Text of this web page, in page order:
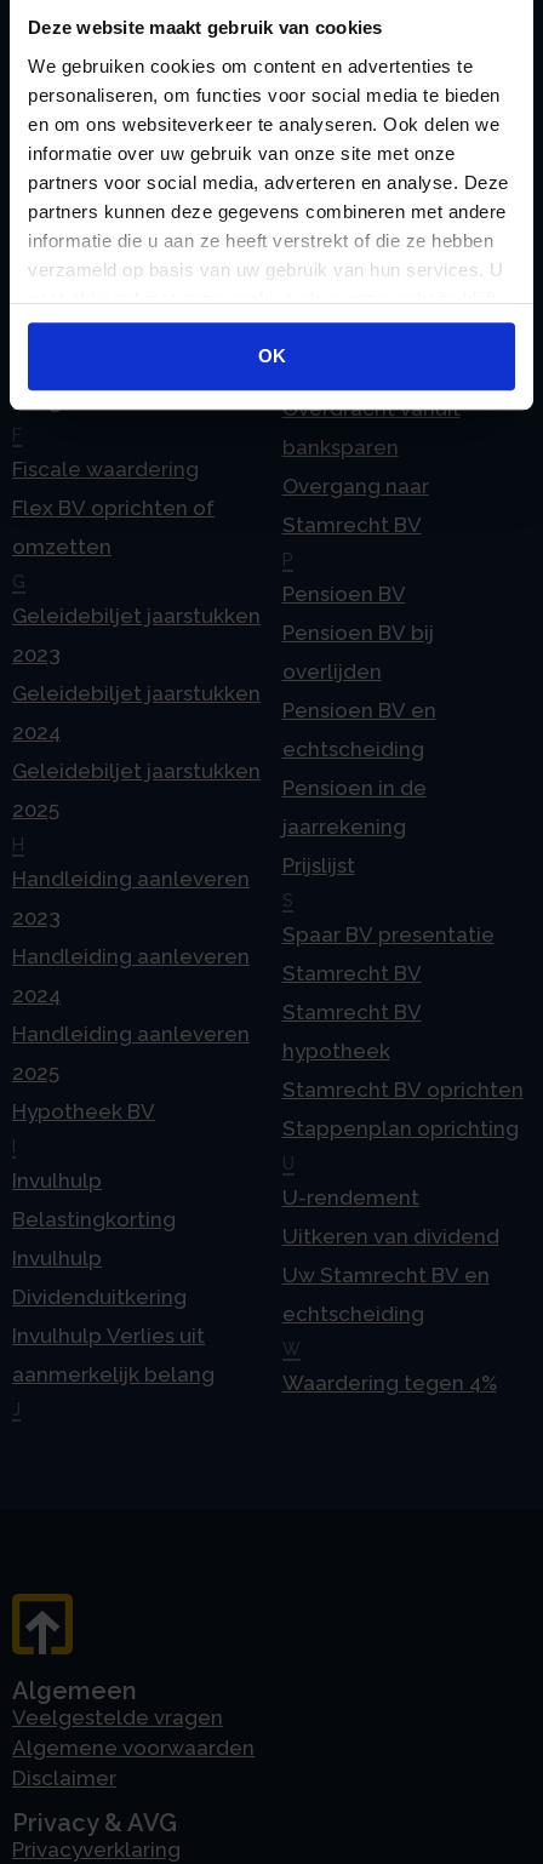
Deze website maakt gebruik van cookies
We gebruiken cookies om content en advertenties te
personaliseren, om functies voor social media te bieden
en om ons websiteverkeer te analyseren. Ook delen we
informatie over uw gebruik van onze site met onze
partners voor social media, adverteren en analyse. Deze
partners kunnen deze gegevens combineren met andere
informatie die u aan ze heeft verstrekt of die ze hebben
verzameld op basis van uw gebruik van hun services. U
gaat akkoord met onze cookies als u onze website blijft
gebruiken.
OK
Checklist IB 2023 (Word)
Checklist IB 2024 (PDF)
Checklist IB 2024 (Word)
Checklist IB 2025 (PDF)
Checklist IB 2025 (Word)
Contact
eHerkenning voor uw
Stamrecht BV
F
Fiscale waardering
Flex BV oprichten of
omzetten
G
Geleidebiljet jaarstukken
2023
Geleidebiljet jaarstukken
2024
Geleidebiljet jaarstukken
2025
H
Handleiding aanleveren
2023
Handleiding aanleveren
2024
Handleiding aanleveren
2025
Hypotheek BV
Invulhulp
Belastingkorting
Invulhulp
Dividenduitkering
Invulhulp Verlies uit
aanmerkelijk belang
Mogelijkheden
Stamrecht BV
O
ODV BV
Ontbinden Stamrecht
BV
Onzakelijke lening
Oprichten BV door
StamrechtBV.com
Overdracht vanuit
banksparen
Overgang naar
Stamrecht BV
P
Pensioen BV
Pensioen BV bij
overlijden
Pensioen BV en
echtscheiding
Pensioen in de
jaarrekening
Prijslijst
S
Spaar BV presentatie
Stamrecht BV
Stamrecht BV
hypotheek
Stamrecht BV oprichten
Stappenplan oprichting
U
U-rendement
Uitkeren van dividend
Uw Stamrecht BV en
echtscheiding
W
Waardering tegen 4%
Algemeen
Veelgestelde vragen
Algemene voorwaarden
Disclaimer
Privacy & AVG
Privacyverklaring